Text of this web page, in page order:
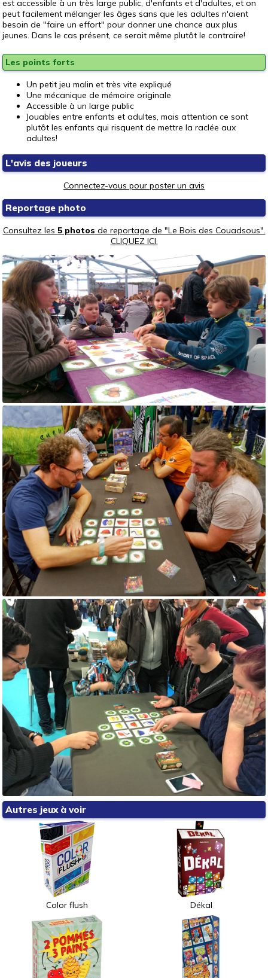
est accessible à un très large public, d'enfants et d'adultes, et on
peut facilement mélanger les âges sans que les adultes n'aient
besoin de "faire un effort" pour donner une chance aux plus
jeunes. Dans le cas présent, ce serait même plutôt le contraire!
Les points forts
Un petit jeu malin et très vite expliqué
Une mécanique de mémoire originale
Accessible à un large public
Jouables entre enfants et adultes, mais attention ce sont
plutôt les enfants qui risquent de mettre la raclée aux
adultes!
L'avis des joueurs
Connectez-vous pour poster un avis
Reportage photo
Consultez les 5 photos de reportage de "Le Bois des Couadsous".
CLIQUEZ ICI.
Autres jeux à voir
Color flush Dékal